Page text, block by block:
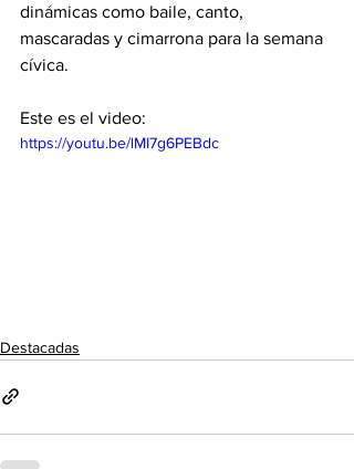
dinámicas como baile, canto,
mascaradas y cimarrona para la semana
cívica.
Este es el video:
https://youtu.be/lMI7g6PEBdc
Destacadas